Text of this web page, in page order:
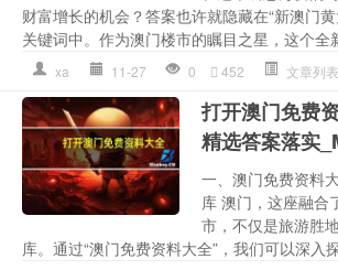
财富增长的机会？答案也许就隐藏在“新澳门
关键词中。作为澳门楼市的瞩目之星，这个全
xa 11-27 0 452 文章列表
打开澳门免费
精选答案落实
一、澳门免费资料
库 澳门，这座融合
市，不仅是旅游胜
库。通过“澳门免费资料大全”，我们可以深入